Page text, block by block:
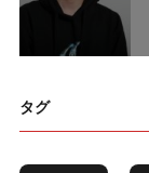
タグ